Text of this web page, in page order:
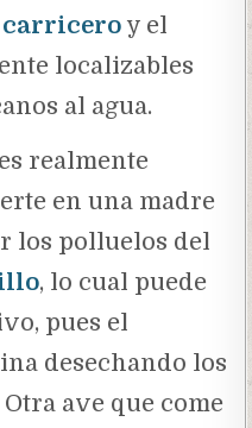
carricero y el
localizables
al agua.
es realmente
en una madre
los polluelos del
, lo cual puede
pues el
desechando los
ave que come